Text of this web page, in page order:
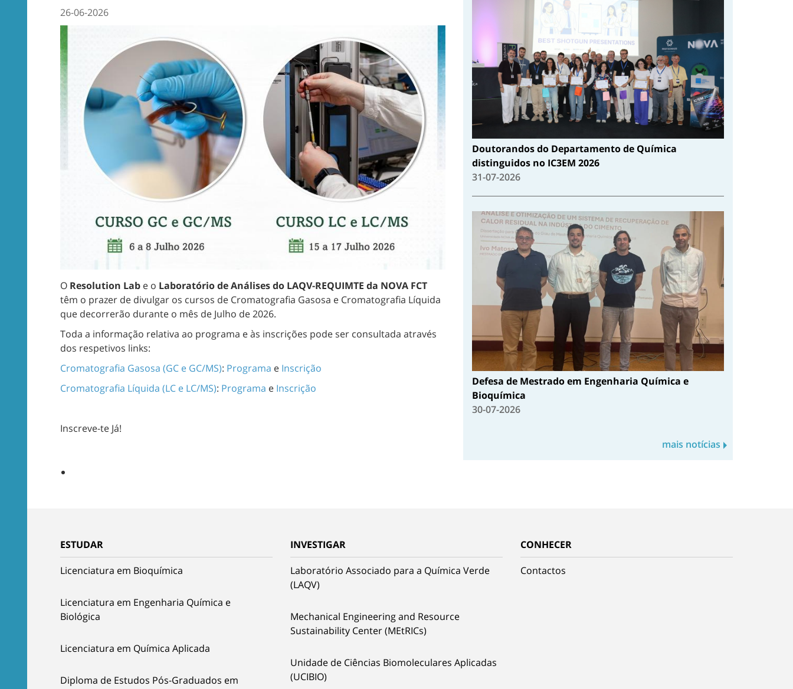
26-06-2026
O Resolution Lab e o Laboratório de Análises do LAQV-REQUIMTE da NOVA FCT
têm o prazer de divulgar os cursos de Cromatografia Gasosa e Cromatografia Líquida
que decorrerão durante o mês de Julho de 2026.
Toda a informação relativa ao programa e às inscrições pode ser consultada através
dos respetivos links:
Cromatografia Gasosa (GC e GC/MS): Programa e Inscrição
Cromatografia Líquida (LC e LC/MS): Programa e Inscrição
Inscreve-te Já!
Doutorandos do Departamento de Química
distinguidos no IC3EM 2026
31-07-2026
Defesa de Mestrado em Engenharia Química e
Bioquímica
30-07-2026
mais notícias
ESTUDAR
Licenciatura em Bioquímica
Licenciatura em Engenharia Química e
Biológica
Licenciatura em Química Aplicada
Diploma de Estudos Pós-Graduados em
INVESTIGAR
Laboratório Associado para a Química Verde
(LAQV)
Mechanical Engineering and Resource
Sustainability Center (MEtRICs)
Unidade de Ciências Biomoleculares Aplicadas
(UCIBIO)
CONHECER
Contactos